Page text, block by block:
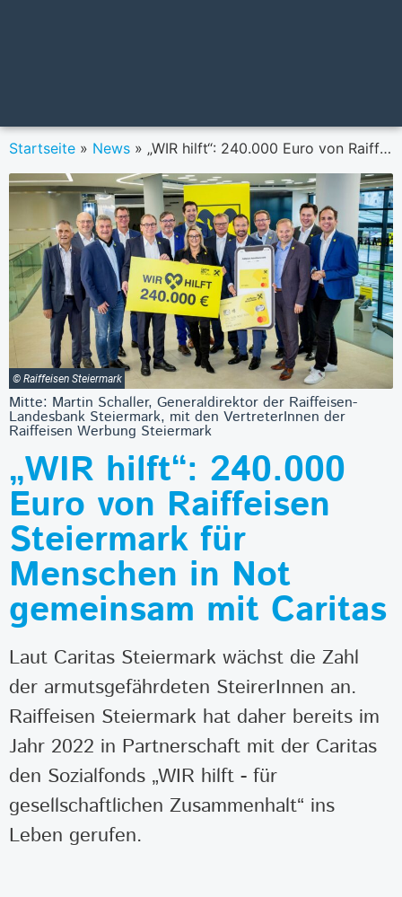
Startseite » News » „WIR hilft“: 240.000 Euro von Raiffeisen Steiermark für Menschen in Not gemeinsam mit Caritas
© Raiffeisen Steiermark
Mitte: Martin Schaller, Generaldirektor der Raiffeisen-
Landesbank Steiermark, mit den VertreterInnen der
Raiffeisen Werbung Steiermark
„WIR hilft“: 240.000
Euro von Raiffeisen
Steiermark für
Menschen in Not
gemeinsam mit Caritas
Laut Caritas Steiermark wächst die Zahl
der armutsgefährdeten SteirerInnen an.
Raiffeisen Steiermark hat daher bereits im
Jahr 2022 in Partnerschaft mit der Caritas
den Sozialfonds „WIR hilft - für
gesellschaftlichen Zusammenhalt“ ins
Leben gerufen.